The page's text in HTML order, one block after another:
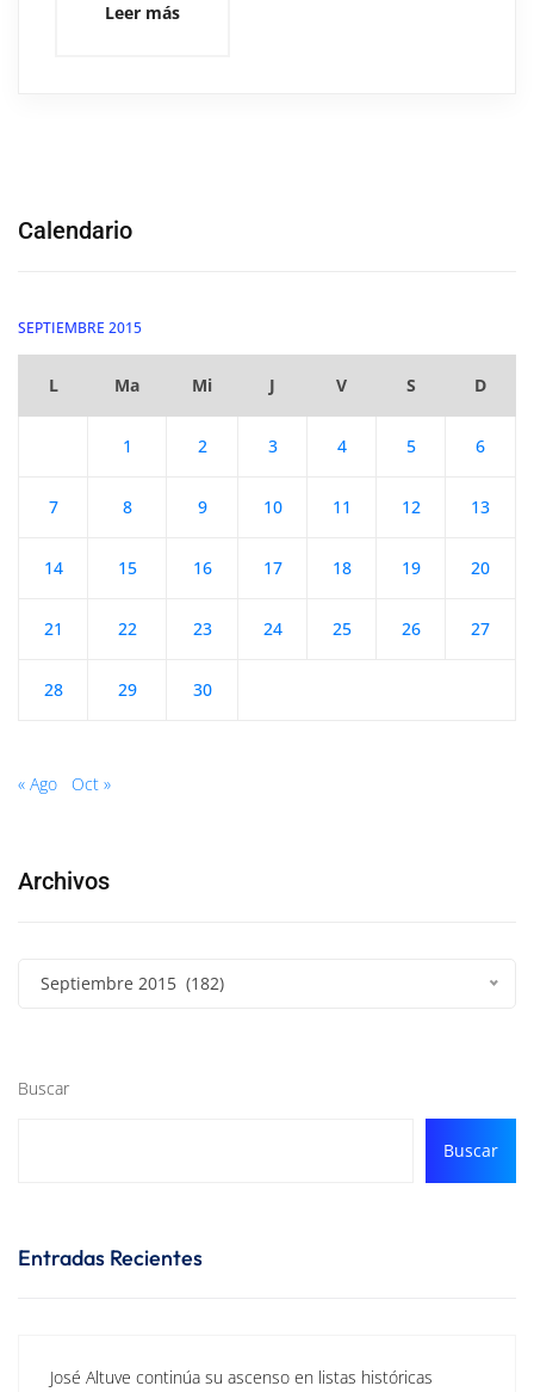
Leer más
Calendario
SEPTIEMBRE 2015
L Ma Mi J V S D
1 2 3 4 5 6
7 8 9 10 11 12 13
14 15 16 17 18 19 20
21 22 23 24 25 26 27
28 29 30
« Ago Oct »
Archivos
Septiembre 2015 (182)
Buscar
Buscar
Entradas Recientes
José Altuve continúa su ascenso en listas históricas